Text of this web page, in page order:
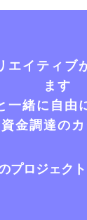
エイティブ
ます
一緒に自由
金調達の
プロジェク